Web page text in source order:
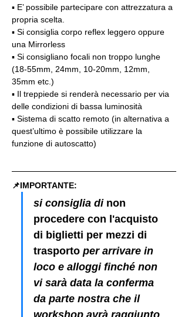
▪️ E’ possibile partecipare con attrezzatura a
propria scelta.
▪️ Si consiglia corpo reflex leggero oppure
una Mirrorless
▪️ Si consigliano focali non troppo lunghe
(18-55mm, 24mm, 10-20mm, 12mm,
35mm etc.)
▪️ Il treppiede si renderà necessario per via
delle condizioni di bassa luminosità
▪️ Sistema di scatto remoto (in alternativa a
quest’ultimo è possibile utilizzare la
funzione di autoscatto)
📌IMPORTANTE:
si consiglia di non
procedere con l'acquisto
di biglietti per mezzi di
trasporto per arrivare in
loco e alloggi finché non
vi sarà data la conferma
da parte nostra che il
workshop avrà raggiunto